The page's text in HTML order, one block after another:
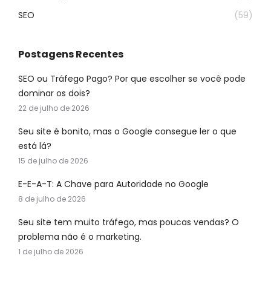
SEO
(59)
Postagens Recentes
SEO ou Tráfego Pago? Por que escolher se você pode
dominar os dois?
22 de julho de 2026
Seu site é bonito, mas o Google consegue ler o que
está lá?
15 de julho de 2026
E-E-A-T: A Chave para Autoridade no Google
8 de julho de 2026
Seu site tem muito tráfego, mas poucas vendas? O
problema não é o marketing.
1 de julho de 2026